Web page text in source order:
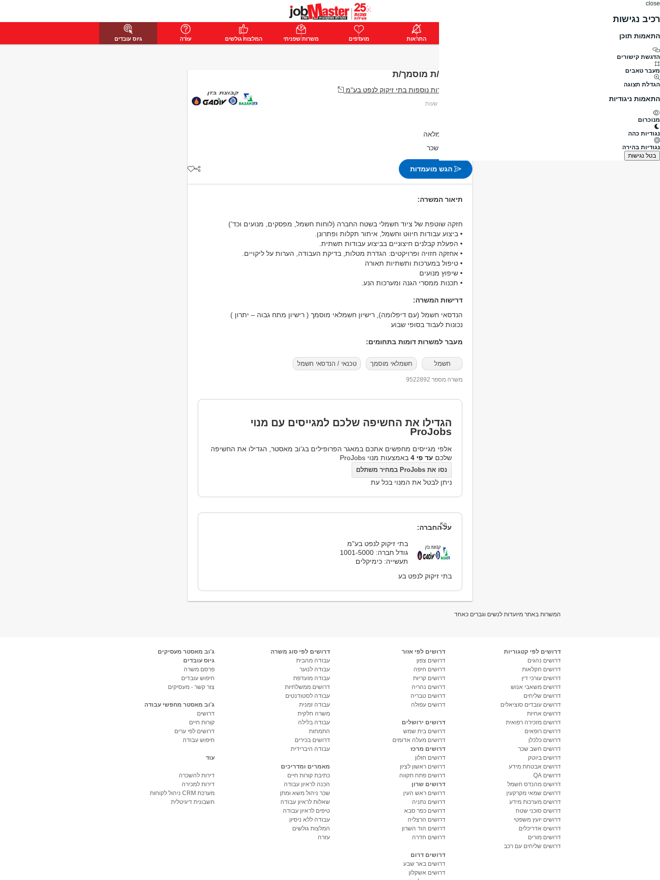
close
רכיב נגישות
התאמות תוכן
הדגשת קישורים
מעבר טאבים
הגדלת תצוגה
התאמות ניגודיות
מנוכרום
נגודיות כהה
נגודיות בהירה
בטל נגישות
פרימיום התחבר התראות מועדפים משרות שפניתי המלצות גולשים עזרה גיוס עובדים
חשמלאי/ת מוסמך/ת
מעבר למשרות נוספות בתי זיקוק לנפט בע"מ
משרה מלאה
לא צוין שכר
הגש מועמדות
תיאור המשרה:
חזקה שוטפת של ציוד חשמלי בשטח החברה (לוחות חשמל, מפסקים, מנועים וכד’)
• ביצוע עבודות חיווט וחשמל, איתור תקלות ופתרונן.
• הפעלת קבלנים חיצוניים בביצוע עבודות תשתית.
• אחזקה חזויה ופרויקטים: הגדרת מטלות, בדיקת העבודה, הערות על ליקויים.
• טיפול במערכות ותשתיות תאורה
• שיפוץ מנועים
• תכנות ממסרי הגנה ומערכות הנע.
דרישות המשרה:
הנדסאי חשמל (עם דיפלומה), רישיון חשמלאי מוסמך ( רישיון מתח גבוה – יתרון )
נכונות לעבוד בסופי שבוע
מעבר למשרות דומות בתחומים:
חשמל חשמלאי מוסמך טכנאי / הנדסאי חשמל
משרה מספר 9522892
הגדילו את החשיפה שלכם למגייסים עם מנוי
ProJobs
אלפי מגייסים מחפשים אתכם במאגר הפרופילים בג'וב מאסטר, הגדילו את החשיפה
שלכם עד פי 4 באמצעות מנוי ProJobs
נסו את ProJobs במחיר משתלם
ניתן לבטל את המנוי בכל עת
על החברה:
בתי זיקוק לנפט בע"מ
גודל חברה: 1001-5000
תעשייה: כימיקלים
בתי זיקוק לנפט בע
המשרות באתר מיועדות לנשים וגברים כאחד
דרושים לפי קטגוריות
דרושים נהגים
דרושים חקלאות
דרושים עורכי דין
דרושים משאבי אנוש
דרושים שליחים
דרושים עובדים סוציאלים
דרושים אחיות
דרושים מזכירה רפואית
דרושים רופאים
דרושים כלכלן
דרושים חשב שכר
דרושים ביוטק
דרושים אבטחת מידע
דרושים QA
דרושים מהנדס חשמל
דרושים שמאי מקרקעין
דרושים מערכות מידע
דרושים סוכני שטח
דרושים יועץ משפטי
דרושים אדריכלים
דרושים מורים
דרושים שליחים עם רכב
דרושים לפי אזור
דרושים צפון
דרושים חיפה
דרושים קריות
דרושים נהריה
דרושים טבריה
דרושים עפולה
דרושים ירושלים
דרושים בית שמש
דרושים מעלה אדומים
דרושים מרכז
דרושים חולון
דרושים ראשון לציון
דרושים פתח תקווה
דרושים שרון
דרושים ראש העין
דרושים נתניה
דרושים כפר סבא
דרושים הרצליה
דרושים הוד השרון
דרושים חדרה
דרושים דרום
דרושים באר שבע
דרושים אשקלון
דרושים לפי סוג משרה
עבודה מהבית
עבודה לנוער
עבודה מועדפת
דרושים ממשלתיות
עבודה לסטודנטים
עבודה זמנית
משרה חלקית
עבודה בלילה
התמחות
דרושים בכירים
עבודה היברידית
מאמרים ומדריכים
כתיבת קורות חיים
הכנה לראיון עבודה
שכר ניהול משא ומתן
שאלות לראיון עבודה
טיפים לראיון עבודה
עבודה ללא ניסיון
המלצות גולשים
עזרה
ג'וב מאסטר מעסיקים
גיוס עובדים
פרסם משרה
חיפוש עובדים
צור קשר - מעסיקים
ג'וב מאסטר מחפשי עבודה
דרושים
קורות חיים
דרושים לפי ערים
חיפוש עבודה
עוד
דירות להשכרה
דירות למכירה
מערכת CRM ניהול לקוחות
חשבונית דיגיטלית